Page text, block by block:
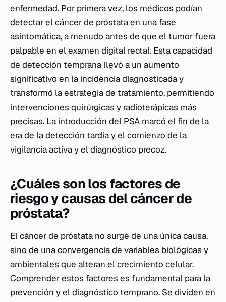
enfermedad. Por primera vez, los médicos podían
detectar el cáncer de próstata en una fase
asintomática, a menudo antes de que el tumor fuera
palpable en el examen digital rectal. Esta capacidad
de detección temprana llevó a un aumento
significativo en la incidencia diagnosticada y
transformó la estrategia de tratamiento, permitiendo
intervenciones quirúrgicas y radioterápicas más
precisas. La introducción del PSA marcó el fin de la
era de la detección tardía y el comienzo de la
vigilancia activa y el diagnóstico precoz.
¿Cuáles son los factores de
riesgo y causas del cáncer de
próstata?
El cáncer de próstata no surge de una única causa,
sino de una convergencia de variables biológicas y
ambientales que alteran el crecimiento celular.
Comprender estos factores es fundamental para la
prevención y el diagnóstico temprano. Se dividen en